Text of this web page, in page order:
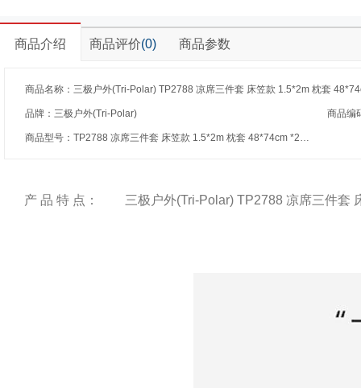
商品介绍 商品评价(0) 商品参数
商品名称：三极户外(Tri-Polar) TP2788 凉席三件套 床笠款 1.5*2m 枕套
品牌：三极户外(Tri-Polar) 商品编
商品型号：TP2788 凉席三件套 床笠款 1.5*2m 枕套 48*74cm *2个湖兰
产 品 特 点： 三极户外(Tri-Polar) TP2788 凉席三件套